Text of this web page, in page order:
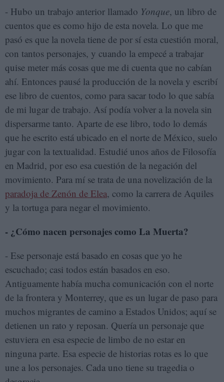
- Hubo un trabajo anterior llamado Yonque, un libro de
cuentos que es como hijo de esta novela. Lo que me
pasó es que la novela tiene de por sí esta cuestión moral,
con tantos personajes, y cuando la empecé a trabajar
quise meter más cosas que me di cuenta que no cabían
ahí. Entonces pausé la producción de la novela y escribí
ese libro de cuentos, como para sacar todo lo que sabía
de mi lugar de trabajo. Así podía volver a la novela sin
dispersarme tanto. Aparte de ese libro, todo lo demás
que he escrito está ubicado en el norte de México, suelo
jugar con la textualidad. Estudié unos años de Filosofía
en Madrid, por eso esa cuestión de la negación del
movimiento. Para mí se trata de una novelización de la
paradoja de Zenón de Elea, como la carrera de Aquiles
y la tortuga para negar el movimiento.
- ¿Cómo nacen personajes como La Muerta?
- Ese personaje está basado en cosas que yo he
escuchado; casi todos están basados en eso.
Antiguamente había mucha comunicación con el norte
de la frontera y Monterrey, que es un lugar de paso para
muchos migrantes de camino a Estados Unidos; aquí se
detienen un rato y reposan. Quería un personaje que
estuviera en esa especie de limbo de no estar en
ninguna parte. Esa especie de historias rotas es lo que
une a los personajes. Cada uno tiene su tragedia o